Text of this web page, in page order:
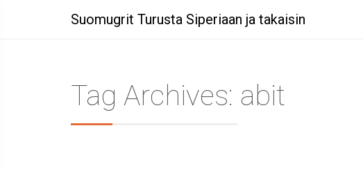
Suomugrit Turusta Siperiaan ja takaisin
Tag Archives: abit